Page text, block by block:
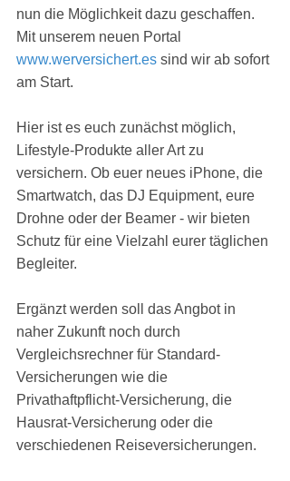
nun die Möglichkeit dazu geschaffen.
Mit unserem neuen Portal
www.werversichert.es sind wir ab sofort
am Start.
Hier ist es euch zunächst möglich,
Lifestyle-Produkte aller Art zu
versichern. Ob euer neues iPhone, die
Smartwatch, das DJ Equipment, eure
Drohne oder der Beamer - wir bieten
Schutz für eine Vielzahl eurer täglichen
Begleiter.
Ergänzt werden soll das Angbot in
naher Zukunft noch durch
Vergleichsrechner für Standard-
Versicherungen wie die
Privathaftpflicht-Versicherung, die
Hausrat-Versicherung oder die
verschiedenen Reiseversicherungen.